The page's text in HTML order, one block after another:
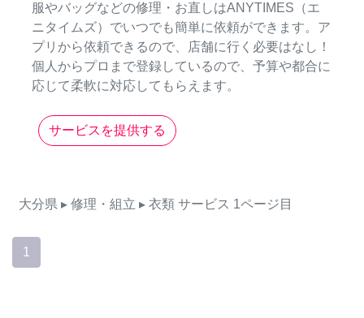
服やバッグなどの修理・お直しはANYTIMES（エ
ニタイムズ）でいつでも簡単に依頼ができます。ア
プリから依頼できるので、店舗に行く必要はなし！
個人からプロまで登録しているので、予算や都合に
応じて柔軟に対応してもらえます。
サービスを提供する
大分県 ▸ 修理・組立 ▸ 衣類 サービス 1ページ目
1